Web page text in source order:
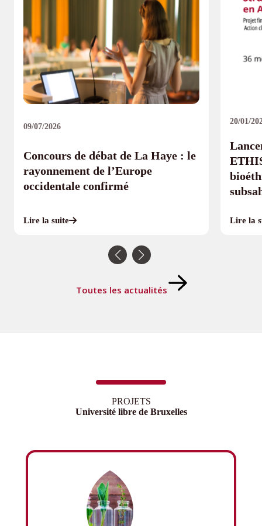
09/07/2026
Concours de débat de La Haye : le
rayonnement de l’Europe
occidentale confirmé
Lire la suite
20/01/
Lire la
Toutes les actualités
PROJETS
Université libre de Bruxelles